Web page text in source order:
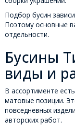
Подбор бусин
Поэтому основные
отдельности.
Бусины
виды и
В ассортименте
матовые позиции.
повседневных
авторских работ.